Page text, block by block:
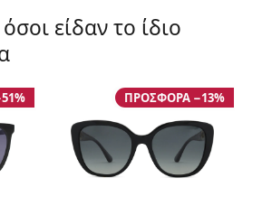
είδαν το ίδιο
ΠΡΟΣΦΟΡΆ −13%